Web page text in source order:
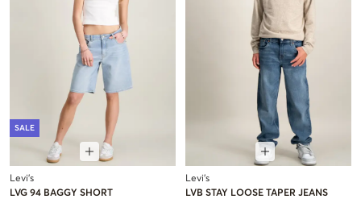
SALE
Levi's
LVG 94 BAGGY SHORT
Levi's
LVB STAY LOOSE TAPER JEANS